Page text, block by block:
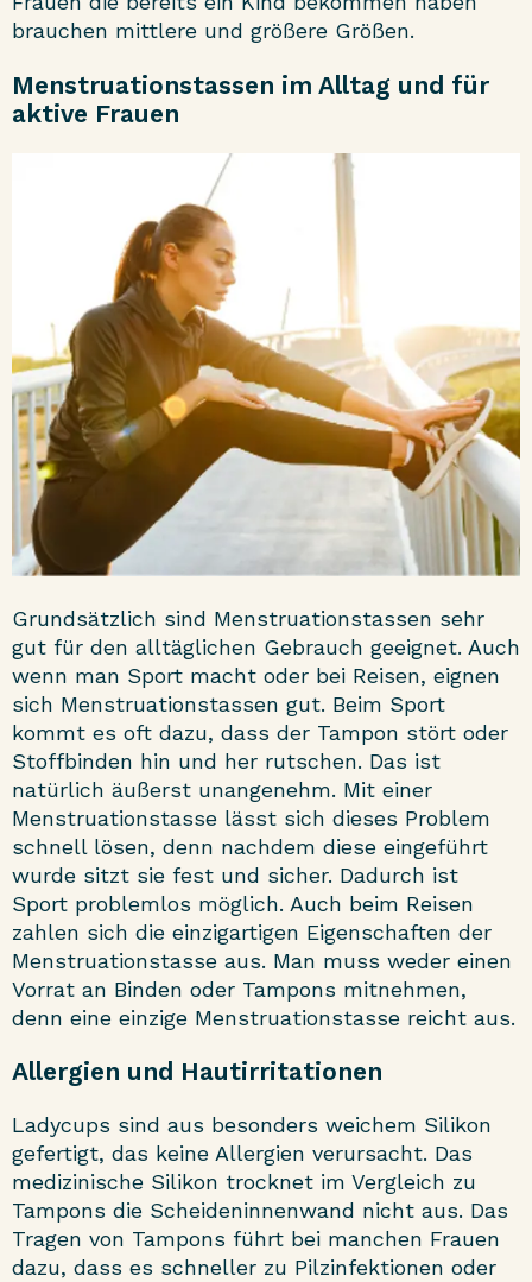
brauchen mittlere und größere Größen.
Menstruationstassen im Alltag und für
aktive Frauen
Grundsätzlich sind Menstruationstassen sehr
gut für den alltäglichen Gebrauch geeignet. Auch
wenn man Sport macht oder bei Reisen, eignen
sich Menstruationstassen gut. Beim Sport
kommt es oft dazu, dass der Tampon stört oder
Stoffbinden hin und her rutschen. Das ist
natürlich äußerst unangenehm. Mit einer
Menstruationstasse lässt sich dieses Problem
schnell lösen, denn nachdem diese eingeführt
wurde sitzt sie fest und sicher. Dadurch ist
Sport problemlos möglich. Auch beim Reisen
zahlen sich die einzigartigen Eigenschaften der
Menstruationstasse aus. Man muss weder einen
Vorrat an Binden oder Tampons mitnehmen,
denn eine einzige Menstruationstasse reicht aus.
Allergien und Hautirritationen
Ladycups sind aus besonders weichem Silikon
gefertigt, das keine Allergien verursacht. Das
medizinische Silikon trocknet im Vergleich zu
Tampons die Scheideninnenwand nicht aus. Das
Tragen von Tampons führt bei manchen Frauen
dazu, dass es schneller zu Pilzinfektionen oder